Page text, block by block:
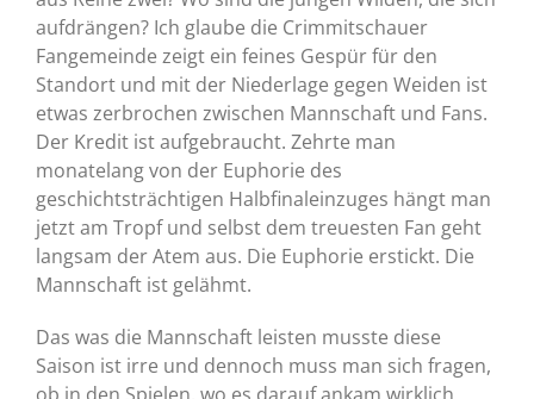
aufdrängen? Ich glaube die Crimmitschauer
Fangemeinde zeigt ein feines Gespür für den
Standort und mit der Niederlage gegen Weiden ist
etwas zerbrochen zwischen Mannschaft und Fans.
Der Kredit ist aufgebraucht. Zehrte man
monatelang von der Euphorie des
geschichtsträchtigen Halbfinaleinzuges hängt man
jetzt am Tropf und selbst dem treuesten Fan geht
langsam der Atem aus. Die Euphorie erstickt. Die
Mannschaft ist gelähmt.
Das was die Mannschaft leisten musste diese
Saison ist irre und dennoch muss man sich fragen,